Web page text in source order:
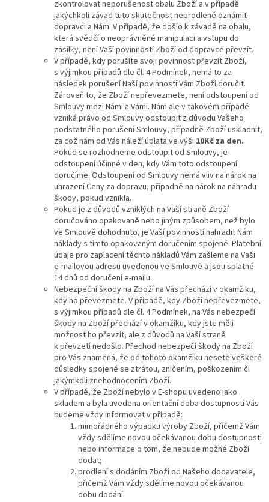
zkontrolovat neporušenost obalu Zboží a v případě
jakýchkoli závad tuto skutečnost neprodleně oznámit
dopravci a Nám. V případě, že došlo k závadě na obalu,
která svědčí o neoprávněné manipulaci a vstupu do
zásilky, není Vaší povinností Zboží od dopravce převzít.
V případě, kdy porušíte svoji povinnost převzít Zboží,
s výjimkou případů dle čl. 4 Podmínek, nemá to za
následek porušení Naší povinnosti Vám Zboží doručit.
Zároveň to, že Zboží nepřevezmete, není odstoupení od
Smlouvy mezi Námi a Vámi. Nám ale v takovém případě
vzniká právo od Smlouvy odstoupit z důvodu Vašeho
podstatného porušení Smlouvy, případně Zboží uskladnit,
za což nám od Vás náleží úplata ve výši 10Kč za den.
Pokud se rozhodneme odstoupit od Smlouvy, je
odstoupení účinné v den, kdy Vám toto odstoupení
doručíme. Odstoupení od Smlouvy nemá vliv na nárok na
uhrazení Ceny za dopravu, případně na nárok na náhradu
škody, pokud vznikla.
Pokud je z důvodů vzniklých na Vaší straně Zboží
doručováno opakovaně nebo jiným způsobem, než bylo
ve Smlouvě dohodnuto, je Vaší povinností nahradit Nám
náklady s tímto opakovaným doručením spojené. Platební
údaje pro zaplacení těchto nákladů Vám zašleme na Vaši
e-mailovou adresu uvedenou ve Smlouvě a jsou splatné
14 dnů od doručení e-mailu.
Nebezpeční škody na Zboží na Vás přechází v okamžiku,
kdy ho převezmete. V případě, kdy Zboží nepřevezmete,
s výjimkou případů dle čl. 4 Podmínek, na Vás nebezpečí
škody na Zboží přechází v okamžiku, kdy jste měli
možnost ho převzít, ale z důvodů na Vaší straně
k převzetí nedošlo. Přechod nebezpečí škody na Zboží
pro Vás znamená, že od tohoto okamžiku nesete veškeré
důsledky spojené se ztrátou, zničením, poškozením či
jakýmkoli znehodnocením Zboží.
V případě, že Zboží nebylo v E-shopu uvedeno jako
skladem a byla uvedena orientační doba dostupnosti Vás
budeme vždy informovat v případě:
mimořádného výpadku výroby Zboží, přičemž Vám
vždy sdělíme novou očekávanou dobu dostupnosti
nebo informace o tom, že nebude možné Zboží
dodat;
prodlení s dodáním Zboží od Našeho dodavatele,
přičemž Vám vždy sdělíme novou očekávanou
dobu dodání.